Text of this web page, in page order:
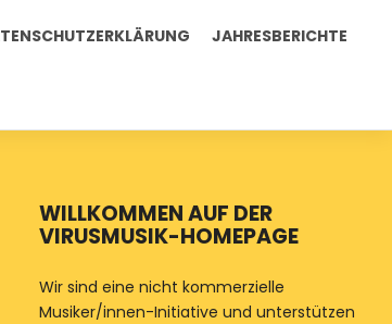
JAHRESBERICHTE
WILLKOMMEN AUF DER
VIRUSMUSIK-HOMEPAGE
Wir sind eine nicht kommerzielle
Musiker/innen-Initiative und unterstützen